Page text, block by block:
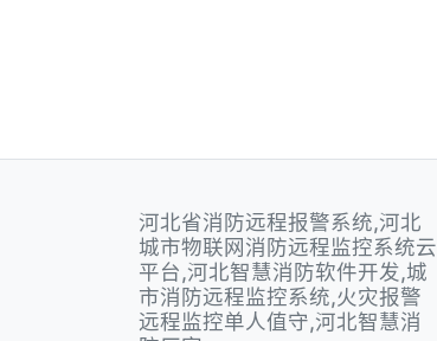
河北省消防远程报警系统,河北
城市物联网消防远程监控系统云
平台,河北智慧消防软件开发,城
市消防远程监控系统,火灾报警
远程监控单人值守,河北智慧消